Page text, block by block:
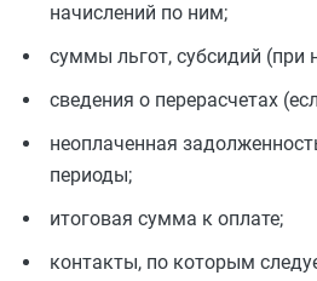
начислений по ним;
суммы льгот, субсидий (при
сведения о перерасчетах
неоплаченная
периоды;
итоговая сумма к оплате;
контакты, по которым